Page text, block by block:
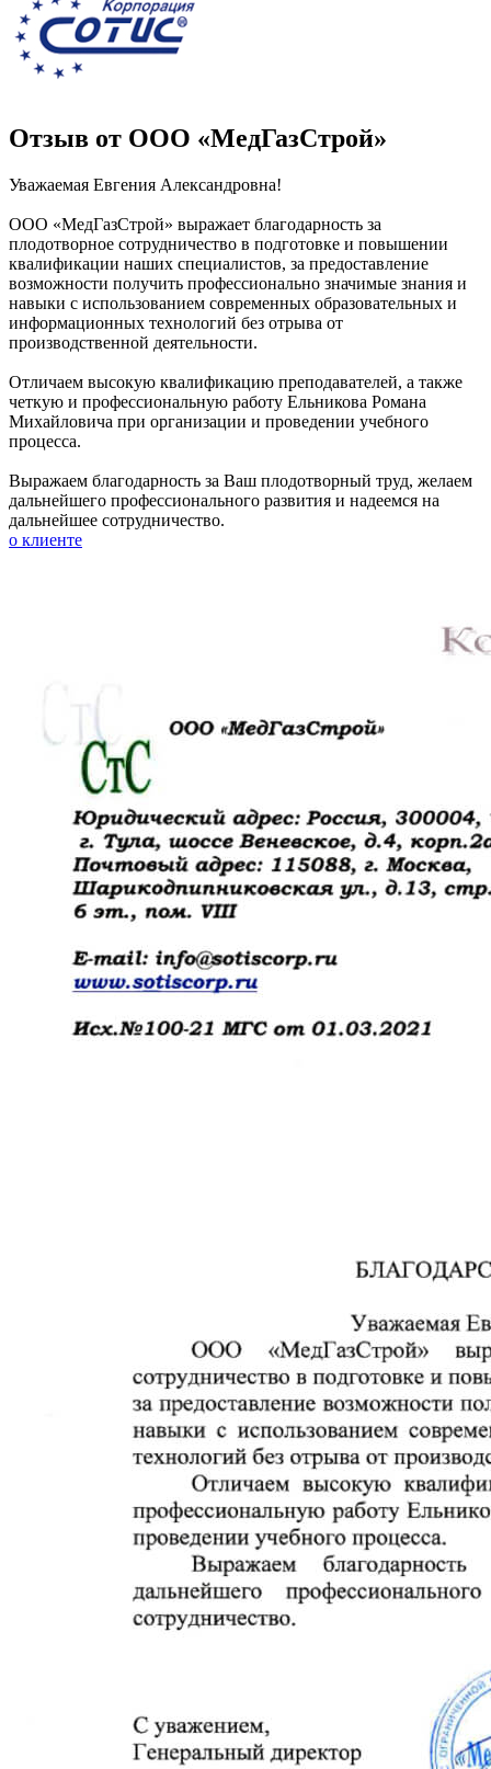
Отзыв от ООО «МедГазСтрой»
Уважаемая Евгения Александровна!
ООО «МедГазСтрой» выражает благодарность за
плодотворное сотрудничество в подготовке и повышении
квалификации наших специалистов, за предоставление
возможности получить профессионально значимые знания и
навыки с использованием современных образовательных и
информационных технологий без отрыва от
производственной деятельности.
Отличаем высокую квалификацию преподавателей, а также
четкую и профессиональную работу Ельникова Романа
Михайловича при организации и проведении учебного
процесса.
Выражаем благодарность за Ваш плодотворный труд, желаем
дальнейшего профессионального развития и надеемся на
дальнейшее сотрудничество.
о клиенте